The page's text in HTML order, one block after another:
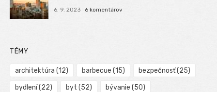
6. 9. 2023 6 komentárov
TÉMY
architektúra (12) barbecue (15) bezpečnosť(25)
bydlení(22) byt (52) bývanie (50)